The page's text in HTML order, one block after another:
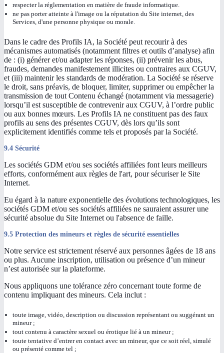
respecter la réglementation en matière de fraude informatique.
ne pas porter atteinte à l'image ou la réputation du Site internet, des
Services, d'une personne physique ou morale.
Dans le cadre des Profils IA, la Société peut recourir à des
mécanismes automatisés (notamment filtres et outils d’analyse) afin
de : (i) générer et/ou adapter les réponses, (ii) prévenir les abus,
fraudes, demandes manifestement illicites ou contraires aux CGUV,
et (iii) maintenir les standards de modération. La Société se réserve
le droit, sans préavis, de bloquer, limiter, supprimer ou empêcher la
transmission de tout Contenu échangé (notamment via messagerie)
lorsqu’il est susceptible de contrevenir aux CGUV, à l’ordre public
ou aux bonnes mœurs. Les Profils IA ne constituent pas des faux
profils au sens des présentes CGUV, dès lors qu’ils sont
explicitement identifiés comme tels et proposés par la Société.
9.4 Sécurité
Les sociétés GDM et/ou ses sociétés affiliées font leurs meilleurs
efforts, conformément aux règles de l'art, pour sécuriser le Site
Internet.
Eu égard à la nature exponentielle des évolutions technologiques, les
sociétés GDM et/ou ses sociétés affiliées ne sauraient assurer une
sécurité absolue du Site Internet ou l'absence de faille.
9.5 Protection des mineurs et règles de sécurité essentielles
Notre service est strictement réservé aux personnes âgées de 18 ans
ou plus. Aucune inscription, utilisation ou présence d’un mineur
n’est autorisée sur la plateforme.
Nous appliquons une tolérance zéro concernant toute forme de
contenu impliquant des mineurs. Cela inclut :
toute image, vidéo, description ou discussion représentant ou suggérant un
mineur ;
tout contenu à caractère sexuel ou érotique lié à un mineur ;
toute tentative d’entrer en contact avec un mineur, que ce soit réel, simulé
ou présenté comme tel ;